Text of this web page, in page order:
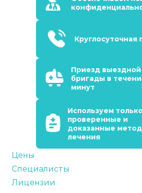
Круглосуточная
Приезд выездной
бригады в
минут
Используем
проверенные и
доказанные
лечения
Цены
Специалисты
Лицензии